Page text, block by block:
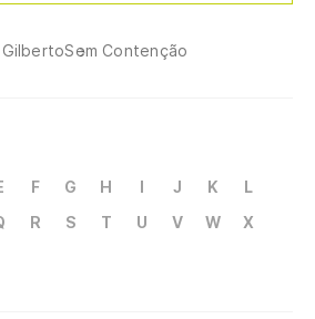
Sem Contenção
F G H I J K
L
R S T U V W
X